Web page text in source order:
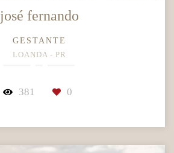
josé fernando
GESTANTE
LOANDA - PR
381 0